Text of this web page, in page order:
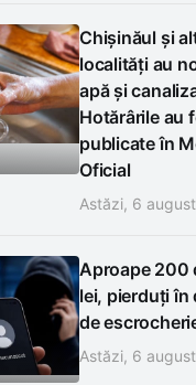
Chișinăul și
localități au
apă și
Hotărârile au
publicate în
Oficial
Astăzi, 6 august
Aproape 200
lei, pierduți în
de
Astăzi, 6 august